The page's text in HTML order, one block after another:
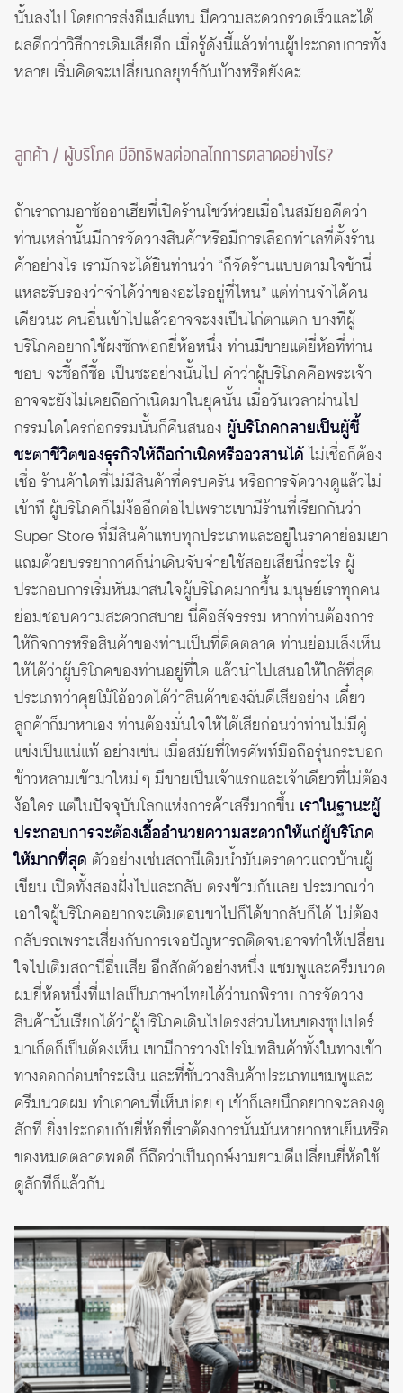
นั้นลงไป โดยการส่งอีเมล์แทน มีความสะดวกรวดเร็วและได้
ผลดีกว่าวิธีการเดิมเสียอีก เมื่อรู้ดังนี้แล้วท่านผู้ประกอบการทั้ง
หลาย เริ่มคิดจะเปลี่ยนกลยุทธ์กันบ้างหรือยังคะ
ลูกค้า / ผู้บริโภค มีอิทธิพลต่อกลไกการตลาดอย่างไร?
ถ้าเราถามอาซ้ออาเฮียที่เปิดร้านโชว์ห่วยเมื่อในสมัยอดีตว่า
ท่านเหล่านั้นมีการจัดวางสินค้าหรือมีการเลือกทำเลที่ตั้งร้าน
ค้าอย่างไร เรามักจะได้ยินท่านว่า “ก็จัดร้านแบบตามใจข้านี่
แหละรับรองว่าจำได้ว่าของอะไรอยู่ที่ไหน” แต่ท่านจำได้คน
เดียวนะ คนอื่นเข้าไปแล้วอาจจะงงเป็นไก่ตาแตก บางทีผู้
บริโภคอยากใช้ผงซักฟอกยี่ห้อหนึ่ง ท่านมีขายแต่ยี่ห้อที่ท่าน
ชอบ จะซื้อก็ซื้อ เป็นซะอย่างนั้นไป คำว่าผู้บริโภคคือพระเจ้า
อาจจะยังไม่เคยถือกำเนิดมาในยุคนั้น เมื่อวันเวลาผ่านไป
กรรมใดใครก่อกรรมนั้นก็คืนสนอง ผู้บริโภคกลายเป็นผู้ชี้
ชะตาชีวิตของธุรกิจให้ถือกำเนิดหรืออวสานได้ ไม่เชื่อก็ต้อง
เชื่อ ร้านค้าใดที่ไม่มีสินค้าที่ครบครัน หรือการจัดวางดูแล้วไม่
เข้าที ผู้บริโภคก็ไม่ง้ออีกต่อไปเพราะเขามีร้านที่เรียกกันว่า
Super Store ที่มีสินค้าแทบทุกประเภทและอยู่ในราคาย่อมเยา
แถมด้วยบรรยากาศก็น่าเดินจับจ่ายใช้สอยเสียนี่กระไร ผู้
ประกอบการเริ่มหันมาสนใจผู้บริโภคมากขึ้น มนุษย์เราทุกคน
ย่อมชอบความสะดวกสบาย นี่คือสัจธรรม หากท่านต้องการ
ให้กิจการหรือสินค้าของท่านเป็นที่ติดตลาด ท่านย่อมเล็งเห็น
ให้ได้ว่าผู้บริโภคของท่านอยู่ที่ใด แล้วนำไปเสนอให้ใกล้ที่สุด
ประเภทว่าคุยโม้โอ้อวดได้ว่าสินค้าของฉันดีเสียอย่าง เดี๋ยว
ลูกค้าก็มาหาเอง ท่านต้องมั่นใจให้ได้เสียก่อนว่าท่านไม่มีคู่
แข่งเป็นแน่แท้ อย่างเช่น เมื่อสมัยที่โทรศัพท์มือถือรุ่นกระบอก
ข้าวหลามเข้ามาใหม่ ๆ มีขายเป็นเจ้าแรกและเจ้าเดียวที่ไม่ต้อง
ง้อใคร แต่ในปัจจุบันโลกแห่งการค้าเสรีมากขึ้น เราในฐานะผู้
ประกอบการจะต้องเอื้ออำนวยความสะดวกให้แก่ผู้บริโภค
ให้มากที่สุด ตัวอย่างเช่นสถานีเติมน้ำมันตราดาวแถวบ้านผู้
เขียน เปิดทั้งสองฝั่งไปและกลับ ตรงข้ามกันเลย ประมาณว่า
เอาใจผู้บริโภคอยากจะเติมตอนขาไปก็ได้ขากลับก็ได้ ไม่ต้อง
กลับรถเพราะเสี่ยงกับการเจอปัญหารถติดจนอาจทำให้เปลี่ยน
ใจไปเติมสถานีอื่นเสีย อีกสักตัวอย่างหนึ่ง แชมพูและครีมนวด
ผมยี่ห้อหนึ่งที่แปลเป็นภาษาไทยได้ว่านกพิราบ การจัดวาง
สินค้านั้นเรียกได้ว่าผู้บริโภคเดินไปตรงส่วนไหนของซุปเปอร์
มาเก็ตก็เป็นต้องเห็น เขามีการวางโปรโมทสินค้าทั้งในทางเข้า
ทางออกก่อนชำระเงิน และที่ชั้นวางสินค้าประเภทแชมพูและ
ครีมนวดผม ทำเอาคนที่เห็นบ่อย ๆ เข้าก็เลยนึกอยากจะลองดู
สักที ยิ่งประกอบกับยี่ห้อที่เราต้องการนั้นมันหายากหาเย็นหรือ
ของหมดตลาดพอดี ก็ถือว่าเป็นฤกษ์งามยามดีเปลี่ยนยี่ห้อใช้
ดูสักทีก็แล้วกัน